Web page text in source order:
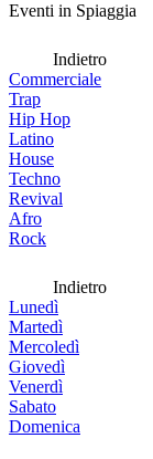
Eventi in Spiaggia
Indietro
Commerciale
Trap
Hip Hop
Latino
House
Techno
Revival
Afro
Rock
Indietro
Lunedì
Martedì
Mercoledì
Giovedì
Venerdì
Sabato
Domenica